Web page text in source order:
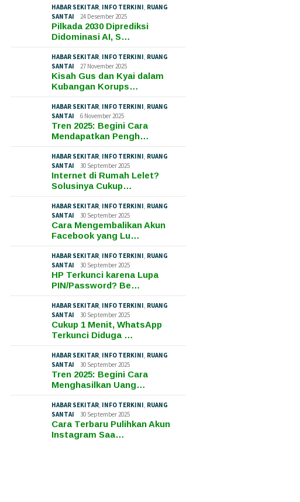
HABAR SEKITAR INFO TERKINI RUANG
SANTAI
24 Desember 2025
Pilkada 2030 Diprediksi
Didominasi AI, S…
HABAR SEKITAR INFO TERKINI RUANG
SANTAI
27 November 2025
Kisah Gus dan Kyai dalam
Kubangan Korups…
HABAR SEKITAR INFO TERKINI RUANG
SANTAI
6 November 2025
Tren 2025: Begini Cara
Mendapatkan Pengh…
HABAR SEKITAR INFO TERKINI RUANG
SANTAI
30 September 2025
Internet di Rumah Lelet?
Solusinya Cukup…
HABAR SEKITAR INFO TERKINI RUANG
SANTAI
30 September 2025
Cara Mengembalikan Akun
Facebook yang Lu…
HABAR SEKITAR INFO TERKINI RUANG
SANTAI
30 September 2025
HP Terkunci karena Lupa
PIN/Password? Be…
HABAR SEKITAR INFO TERKINI RUANG
SANTAI
30 September 2025
Cukup 1 Menit, WhatsApp
Terkunci Diduga …
HABAR SEKITAR INFO TERKINI RUANG
SANTAI
30 September 2025
Tren 2025: Begini Cara
Menghasilkan Uang…
HABAR SEKITAR INFO TERKINI RUANG
SANTAI
30 September 2025
Cara Terbaru Pulihkan Akun
Instagram Saa…